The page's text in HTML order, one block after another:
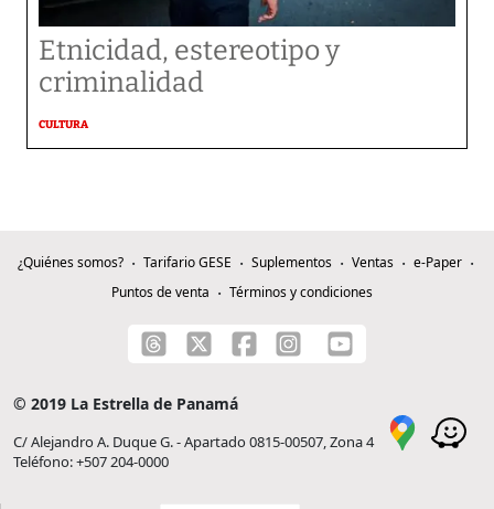
Etnicidad, estereotipo y
criminalidad
CULTURA
¿Quiénes somos? Tarifario GESE Suplementos Ventas
e-Paper
Puntos de venta
Términos y condiciones
© 2019 La Estrella de Panamá
C/ Alejandro A. Duque G. - Apartado 0815-00507, Zona 4
Teléfono: +507 204-0000